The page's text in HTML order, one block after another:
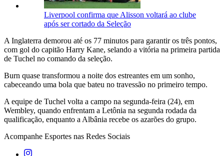
Liverpool confirma que Alisson voltará ao clube
após ser cortado da Seleção
A Inglaterra demorou até os 77 minutos para garantir os três pontos,
com gol do capitão Harry Kane, selando a vitória na primeira partida
de Tuchel no comando da seleção.
Burn quase transformou a noite dos estreantes em um sonho,
cabeceando uma bola que bateu no travessão no primeiro tempo.
A equipe de Tuchel volta a campo na segunda-feira (24), em
Wembley, quando enfrentam a Letônia na segunda rodada da
qualificação, enquanto a Albânia recebe os azarões do grupo.
Acompanhe Esportes nas Redes Sociais